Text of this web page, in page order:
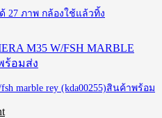
ด้ 27 ภาพ กล้องใช้แล้วทิ้ง
fsh marble rey (kda00255)สินค้าพร้อม